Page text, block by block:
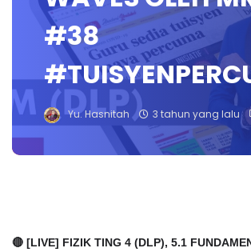
#38
Yu. Hasnitah 3 tahun yang lalu
🔴 [LIVE] FIZIK TING 4 (DLP), 5.1